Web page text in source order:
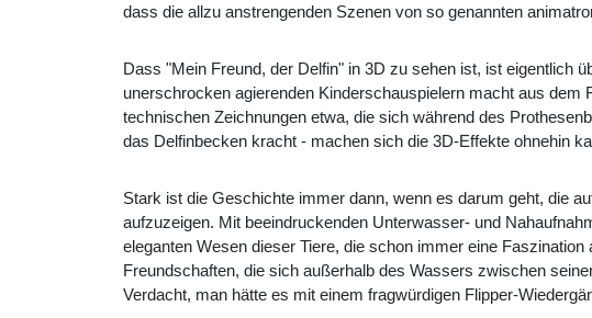
dass die allzu anstrengenden Szenen von so genannten
Dass "Mein Freund, der Delfin" in 3D zu sehen ist, ist eigentlich
unerschrocken agierenden Kinderschauspielern macht aus
technischen Zeichnungen etwa, die sich während des
das Delfinbecken kracht - machen sich die 3D-Effekte ohnehin
Stark ist die Geschichte immer dann, wenn es darum geht, die
aufzuzeigen. Mit beeindruckenden Unterwasser- und
eleganten Wesen dieser Tiere, die schon immer eine
Freundschaften, die sich außerhalb des Wassers zwischen
Verdacht, man hätte es mit einem fragwürdigen Flipper-